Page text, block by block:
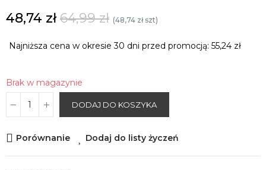
48,74 zł64,99 zł (48,74 zł szt)
Najniższa cena w okresie 30 dni przed promocją: 55,24 zł
Brak w magazynie
DODAJ DO KOSZYKA
Porównanie Dodaj do listy życzeń